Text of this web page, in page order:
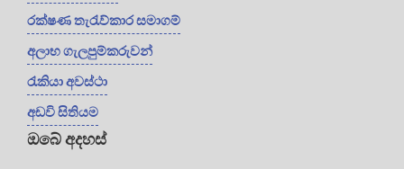
රක්ෂණ තැරැව්කාර සමාගම්
අලාභ ගැලපුම්කරුවන්
රැකියා අවස්ථා
අඩවි සිතියම
ඔබේ අදහස්